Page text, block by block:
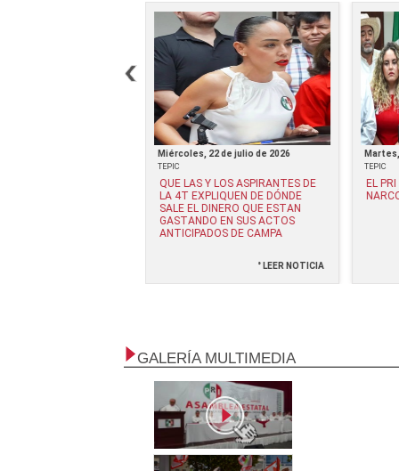
Miércoles, 22 de julio de 2026
TEPIC
QUE LAS Y LOS ASPIRANTES DE
LA 4T EXPLIQUEN DE DÓNDE
SALE EL DINERO QUE ESTAN
GASTANDO EN SUS ACTOS
ANTICIPADOS DE CAMPA
° LEER NOTICIA
TEPIC
EL
GALERÍA MULTIMEDIA